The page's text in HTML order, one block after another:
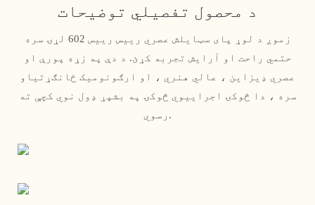
د محصول تفصيلي توضیحات
زموږ د لوړ پای سټایلش عصري رییس رییس 602 لړۍ سره
حتمي راحت او آرایش تجربه کړئ. د دې په زړه پورې او
عصري ډیزاین ، عالي هنري ، او ارګونومیک ځانګړتیاو
سره ، دا څوکۍ اجراییوي څوکۍ په بشپړ ډول نوي کچې ته
رسوي.